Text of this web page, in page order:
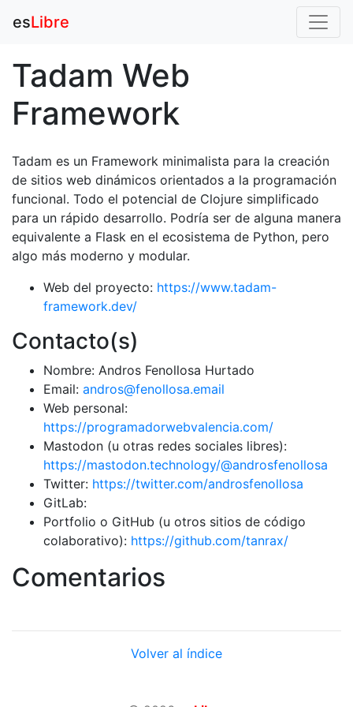
esLibre
Tadam Web
Framework
Tadam es un Framework minimalista para la creación
de sitios web dinámicos orientados a la programación
funcional. Todo el potencial de Clojure simplificado
para un rápido desarrollo. Podría ser de alguna manera
equivalente a Flask en el ecosistema de Python, pero
algo más moderno y modular.
Web del proyecto: https://www.tadam-
framework.dev/
Contacto(s)
Nombre: Andros Fenollosa Hurtado
Email: andros@fenollosa.email
Web personal:
https://programadorwebvalencia.com/
Mastodon (u otras redes sociales libres):
https://mastodon.technology/@androsfenollosa
Twitter: https://twitter.com/androsfenollosa
GitLab:
Portfolio o GitHub (u otros sitios de código
colaborativo): https://github.com/tanrax/
Comentarios
Volver al índice